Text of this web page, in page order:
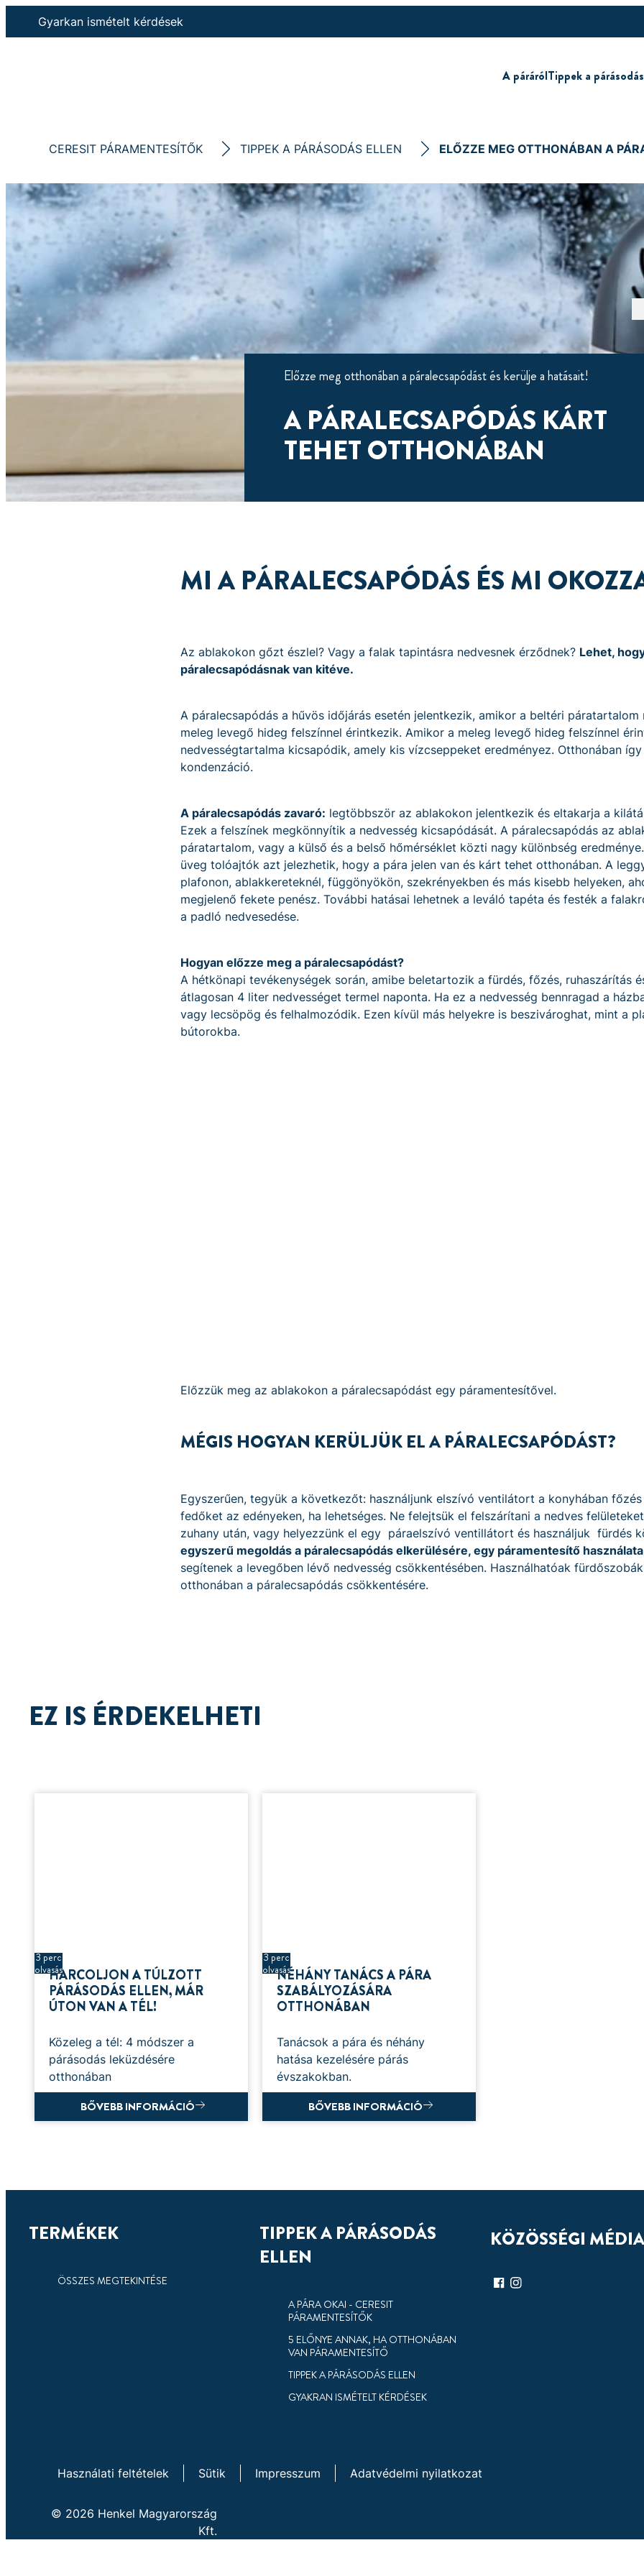
Gyarkan ismételt kérdések
A párárólTippek a
CERESIT PÁRAMENTESÍTŐK TIPPEK A PÁRÁSODÁS ELLEN ELŐZZE MEG OTTHONÁBAN A
Előzze meg otthonában a páralecsapódást és kerülje a hatásait!
A PÁRALECSAPÓDÁS KÁRT
TEHET OTTHONÁBAN
MI A PÁRALECSAPÓDÁS ÉS MI
Az ablakokon gőzt észlel? Vagy a falak tapintásra nedvesnek érződnek? Lehet,
páralecsapódásnak van kitéve.
A páralecsapódás a hűvös időjárás esetén jelentkezik, amikor a beltéri páratartalom
meleg levegő hideg felszínnel érintkezik. Amikor a meleg levegő hideg felszínnel
nedvességtartalma kicsapódik, amely kis vízcseppeket eredményez. Otthonában
kondenzáció.
A páralecsapódás zavaró: legtöbbször az ablakokon jelentkezik és eltakarja a
Ezek a felszínek megkönnyítik a nedvesség kicsapódását. A páralecsapódás az
páratartalom, vagy a külső és a belső hőmérséklet közti nagy különbség
üveg tolóajtók azt jelezhetik, hogy a pára jelen van és kárt tehet otthonában. A
plafonon, ablakkereteknél, függönyökön, szekrényekben és más kisebb helyeken,
megjelenő fekete penész. További hatásai lehetnek a leváló tapéta és festék a
a padló nedvesedése.
Hogyan előzze meg a páralecsapódást?
A hétkönapi tevékenységek során, amibe beletartozik a fürdés, főzés, ruhaszárítás
átlagosan 4 liter nedvességet termel naponta. Ha ez a nedvesség bennragad a
vagy lecsöpög és felhalmozódik. Ezen kívül más helyekre is beszivároghat, mint a
bútorokba.
Előzzük meg az ablakokon a páralecsapódást egy páramentesítővel.
MÉGIS HOGYAN KERÜLJÜK EL A PÁRALECSAPÓDÁST?
Egyszerűen, tegyük a következőt: használjunk elszívó ventilátort a konyhában
fedőket az edényeken, ha lehetséges. Ne felejtsük el felszárítani a nedves
zuhany után, vagy helyezzünk el egy páraelszívó ventillátort és használjuk fürdés
egyszerű megoldás a páralecsapódás elkerülésére, egy páramentesítő
segítenek a levegőben lévő nedvesség csökkentésében. Használhatóak
otthonában a páralecsapódás csökkentésére.
EZ IS ÉRDEKELHETI
3 perc
olvasásHARCOLJON A TÚLZOTT
PÁRÁSODÁS ELLEN, MÁR
ÚTON VAN A TÉL!
Közeleg a tél: 4 módszer a
párásodás leküzdésére
otthonában
BŐVEBB INFORMÁCIÓ
3 perc
olvasásNÉHÁNY TANÁCS A PÁRA
SZABÁLYOZÁSÁRA
OTTHONÁBAN
Tanácsok a pára és néhány
hatása kezelésére párás
évszakokban.
BŐVEBB INFORMÁCIÓ
TERMÉKEK
ÖSSZES MEGTEKINTÉSE
TIPPEK A PÁRÁSODÁS
ELLEN
A PÁRA OKAI - CERESIT
PÁRAMENTESÍTŐK
5 ELŐNYE ANNAK, HA OTTHONÁBAN
VAN PÁRAMENTESÍTŐ
TIPPEK A PÁRÁSODÁS ELLEN
GYAKRAN ISMÉTELT KÉRDÉSEK
KÖZÖSSÉGI MÉDIA
Használati feltételek Sütik Impresszum Adatvédelmi nyilatkozat
© 2026 Henkel Magyarország
Kft.